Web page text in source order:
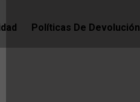
Políticas De Devolución